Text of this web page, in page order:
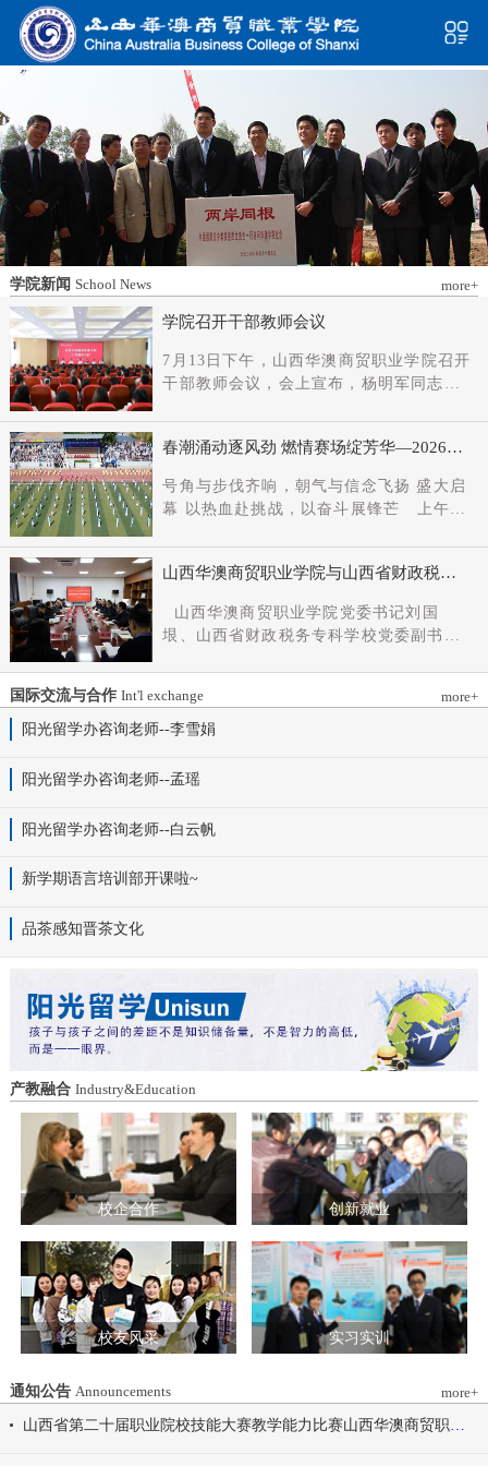
学院新闻 School News more+
学院召开干部教师会议
7月13日下午，山西华澳商贸职业学院召开
干部教师会议，会上宣布，杨明军同志任
记、督导专员职务。省委教育工委主持日
常工作的副书记（正厅长级），省教育厅
党组成员、副厅长王军出席会议并讲话。
新任党委书记杨明军同志、理事长刘耀国
分别作表态发言，刘国垠同志主持会议。
省委组织部干部六处、省委教育工委组织
领导班子成员、中层干部及教师代表参加
会议。
春潮涌动逐风劲 燃情赛场绽芳华—2026年
号角与步伐齐响，朝气与信念飞扬 盛大启
幕 以热血赴挑战，以奋斗展锋芒 上午9
扬，国旗护卫队整齐着装、身姿挺拔、精
神抖擞，护送五星红旗庄严入场，鲜红的
旗帜在春日暖阳下熠熠生辉，彰显着华澳
学子赤诚的家国情怀与昂扬的精神风貌。
紧随其后，校旗方阵、彩旗方阵依次行
进，彩旗猎猎映晴空，灵动的步伐与明媚
景。全场师生肃立，升国旗、奏唱国歌。
冉冉升起，全体师生行注目礼，目光坚
时代华章。 学院院长白峰致开幕词，
动会是学院践行“健康第一”教育理念、推
动会为契机，涵养健康体魄、锤炼坚韧意
志，将赛场上的拼搏精神、协作意识转化
为学习工作的强大动力，凝心聚力、笃行
不怠，共同书写华澳学院高质量发展的崭
新篇章。 本届开幕式以“逐梦 健康 奋进
感恩”为脉络，献上四场精彩展演。 健康
同行，雅韵律动 优雅交谊舞翩跹起舞，
舞步轻盈、配合默契，在旋转与迈步间绽
放自信从容的青春风采。 感恩于心，团
结奋进 歌舞表演温暖有力，音符与舞步
传递同心同行的信念，凝聚团结力量，共
赴赛场追梦之旅。 学院党委书记刘国垠
宣布山西华澳商贸职业学院2026年春季田
径运动会正式开始！
山西华澳商贸职业学院与山西省财政税务
建和思想政治工作结对共建协议
山西华澳商贸职业学院党委书记刘国
垠、山西省财政税务专科学校党委副书记
院长白峰主持。签约仪式现场气氛庄重而
热烈。 山西省财政税务专科学校党委副
本情况以及党建和思政工作方面的做法进
工作向“有效覆盖”“全面提质”提出几点建
议：一要筑牢组织根基。以党建标准化、
组织生活联过等方式，筑牢学校事业发展
源共享机制，共同开发实践教学基地，打
造特色育人载体。三要强化队伍建设。通
过挂职帮带、专题培训、观摩交流等形
式，培育政治强、业务精、作风正的党务
和思政工作队伍。四要推动深度融合。把
结对共建融入专业建设、科研创新、人才
培养、社会服务全过程，让党建引领下的
校际合作，既赋能民办高校规范发展，也
助力公办高校拓展育人维度。 在共同见
证下，三方校领导签署了《党建和思想政
治工作结对共建协议书》。 此次签约不
仅为党建和思想政治工作搭建起常态化、
制度化的交流平台，更为三方在更广领
域、更深层次的合作奠定了坚实基础。相
关责任部门将主动对接、深化交流，推动
共建内容落地见效，共同谱写公办民办高
校协同发展的新篇章。
国际交流与合作 Int'l exchange
more+
阳光留学办咨询老师--李雪娟
阳光留学办咨询老师--孟瑶
阳光留学办咨询老师--白云帆
新学期语言培训部开课啦~
品茶感知晋茶文化
产教融合 Industry&Education
校企合作 创新就业
校友风采 实习实训
通知公告 Announcements
more+
山西省第二十届职业院校技能大赛教学能力比赛山西华澳商贸职业学院参赛团队信息公示